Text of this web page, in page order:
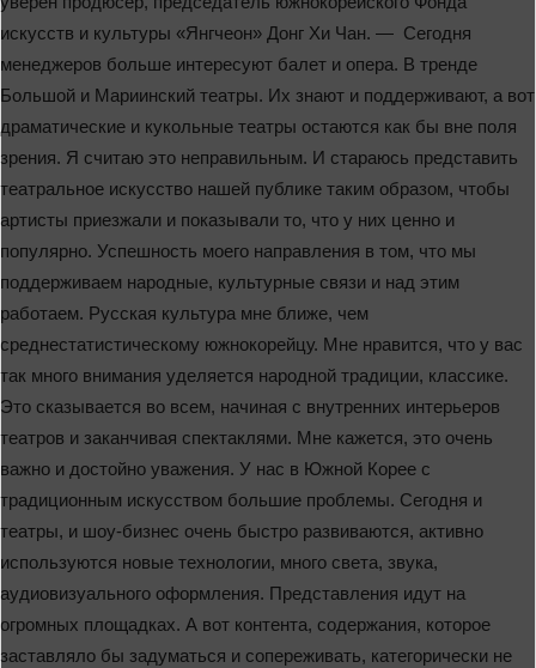
искусств и культуры «Янгчеон» Донг Хи Чан. — Сегодня
менеджеров больше интересуют балет и опера. В тренде
Большой и Мариинский театры. Их знают и поддерживают, а вот
драматические и кукольные театры остаются как бы вне поля
зрения. Я считаю это неправильным. И стараюсь представить
театральное искусство нашей публике таким образом, чтобы
артисты приезжали и показывали то, что у них ценно и
популярно. Успешность моего направления в том, что мы
поддерживаем народные, культурные связи и над этим
работаем. Русская культура мне ближе, чем
среднестатистическому южнокорейцу. Мне нравится, что у вас
так много внимания уделяется народной традиции, классике.
Это сказывается во всем, начиная с внутренних интерьеров
театров и заканчивая спектаклями. Мне кажется, это очень
важно и достойно уважения. У нас в Южной Корее с
традиционным искусством большие проблемы. Сегодня и
театры, и шоу-бизнес очень быстро развиваются, активно
используются новые технологии, много света, звука,
аудиовизуального оформления. Представления идут на
огромных площадках. А вот контента, содержания, которое
заставляло бы задуматься и сопереживать, категорически не